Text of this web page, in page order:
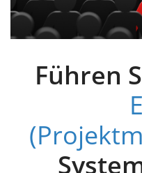
Führen